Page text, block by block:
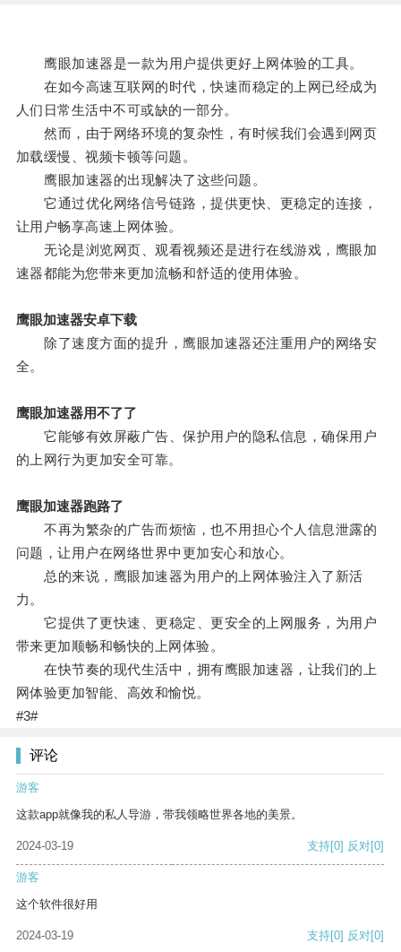
鹰眼加速器是一款为用户提供更好上网体验的工具。
在如今高速互联网的时代，快速而稳定的上网已经成为
人们日常生活中不可或缺的一部分。
然而，由于网络环境的复杂性，有时候我们会遇到网页
加载缓慢、视频卡顿等问题。
鹰眼加速器的出现解决了这些问题。
它通过优化网络信号链路，提供更快、更稳定的连接，
让用户畅享高速上网体验。
无论是浏览网页、观看视频还是进行在线游戏，鹰眼加
速器都能为您带来更加流畅和舒适的使用体验。
鹰眼加速器安卓下载
除了速度方面的提升，鹰眼加速器还注重用户的网络安
全。
鹰眼加速器用不了了
它能够有效屏蔽广告、保护用户的隐私信息，确保用户
的上网行为更加安全可靠。
鹰眼加速器跑路了
不再为繁杂的广告而烦恼，也不用担心个人信息泄露的
问题，让用户在网络世界中更加安心和放心。
总的来说，鹰眼加速器为用户的上网体验注入了新活
力。
它提供了更快速、更稳定、更安全的上网服务，为用户
带来更加顺畅和畅快的上网体验。
在快节奏的现代生活中，拥有鹰眼加速器，让我们的上
网体验更加智能、高效和愉悦。
#3#
评论
游客
这款app就像我的私人导游，带我领略世界各地的美景。
2024-03-19 支持[0] 反对[0]
游客
这个软件很好用
2024-03-19 支持[0] 反对[0]